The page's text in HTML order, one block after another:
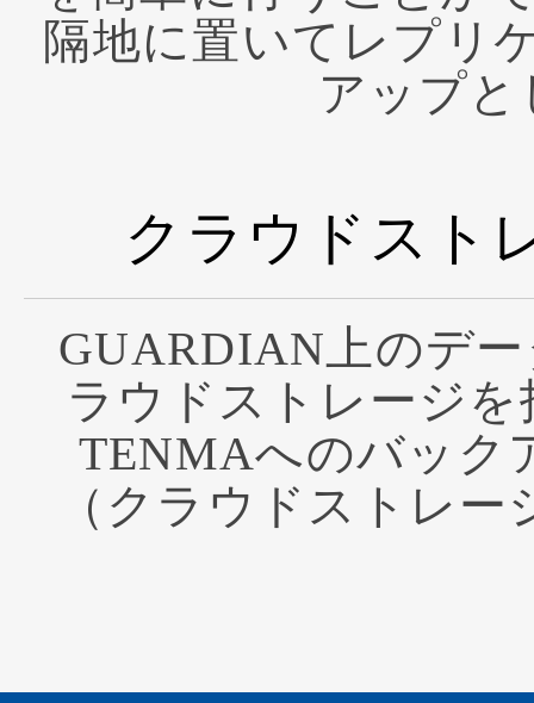
隔地に置いてレプリ
アップ
クラウドスト
GUARDIAN上のデ
ラウドストレージ
TENMAへのバック
（クラウドストレ